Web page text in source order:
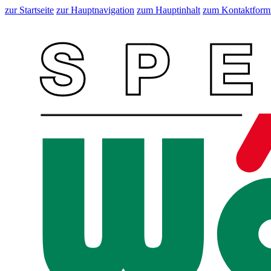
zur Startseite zur Hauptnavigation zum Hauptinhalt zum